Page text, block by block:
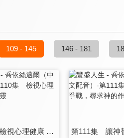
109 - 145 146 - 181
第110集 檢視心理健康 體貼聖靈